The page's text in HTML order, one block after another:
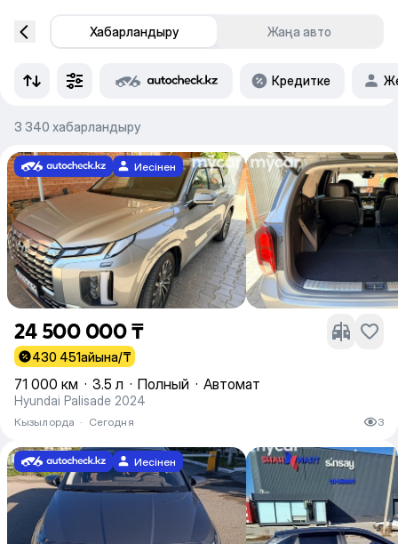
Хабарландыру Жаңа авто
Кредитке
3 340 хабарландыру
Иесінен
24 500 000 ₸
430 451айына/₸
71 000 км · 3.5 л · Полный · Автомат
Hyundai Palisade 2024
Кызылорда · Сегодня 3
Иесінен